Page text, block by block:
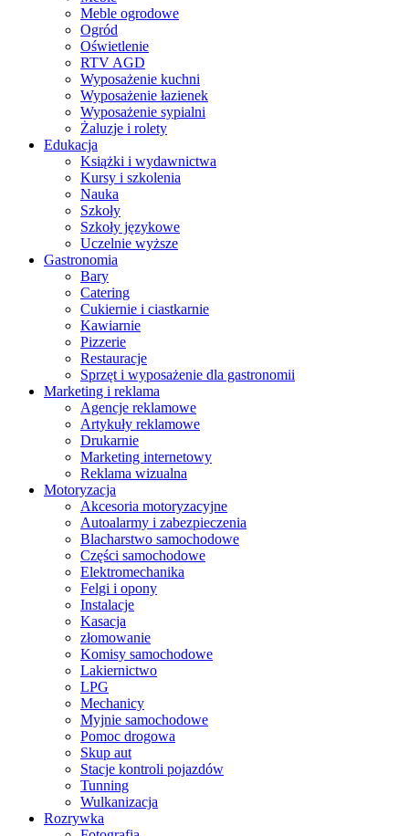
Meble ogrodowe
Ogród
Oświetlenie
RTV AGD
Wyposażenie kuchni
Wyposażenie łazienek
Wyposażenie sypialni
Żaluzje i rolety
Edukacja
Książki i wydawnictwa
Kursy i szkolenia
Nauka
Szkoły
Szkoły językowe
Uczelnie wyższe
Gastronomia
Bary
Catering
Cukiernie i ciastkarnie
Kawiarnie
Pizzerie
Restauracje
Sprzęt i wyposażenie dla gastronomii
Marketing i reklama
Agencje reklamowe
Artykuły reklamowe
Drukarnie
Marketing internetowy
Reklama wizualna
Motoryzacja
Akcesoria motoryzacyjne
Autoalarmy i zabezpieczenia
Blacharstwo samochodowe
Części samochodowe
Elektromechanika
Felgi i opony
Instalacje
Kasacja
złomowanie
Komisy samochodowe
Lakiernictwo
LPG
Mechanicy
Myjnie samochodowe
Pomoc drogowa
Skup aut
Stacje kontroli pojazdów
Tunning
Wulkanizacja
Rozrywka